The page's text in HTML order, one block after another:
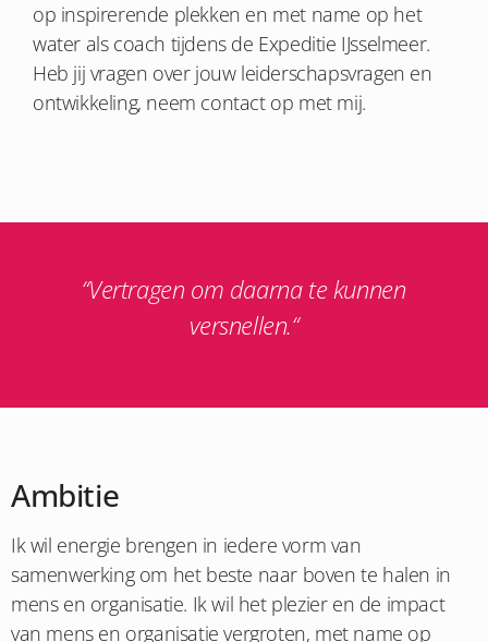
op inspirerende plekken en met name op het
water als coach tijdens de Expeditie IJsselmeer.
Heb jij vragen over jouw leiderschapsvragen en
ontwikkeling, neem contact op met mij.
“Vertragen om daarna te kunnen
versnellen.“
Ambitie
Ik wil energie brengen in iedere vorm van
samenwerking om het beste naar boven te halen in
mens en organisatie. Ik wil het plezier en de impact
van mens en organisatie vergroten, met name op